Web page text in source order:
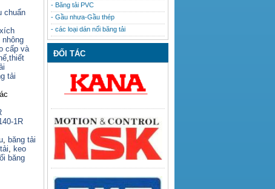
chuẩn
xích
nhông
cấp và
,thiết
tải
1R
, băng tải
, keo
băng
- Băng tải PVC
- Gầu nhưa-Gầu thép
- các loại dán nối băng tải
ĐỐI TÁC